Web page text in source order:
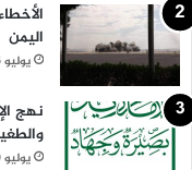
اليمن
يوليو 15, 2026
نهج
يوليو 9, 2026